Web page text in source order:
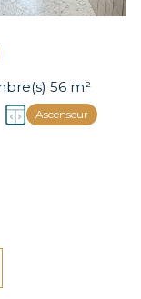
Appartement 3 pièce(s) 2 chambre(s) 56 m²
Ascenseur